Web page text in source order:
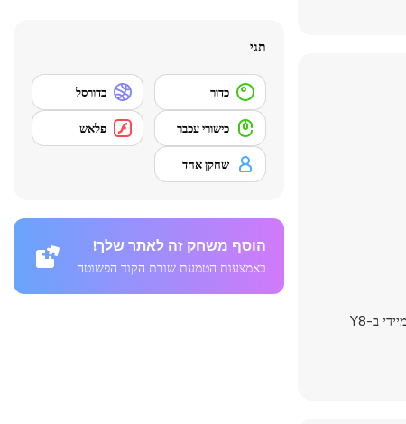
- הכל זמין למשחק מיידי ב-Y8
תגי
כדור כדורסל
כישורי עכבר פלאש
שחקן אחד
הוסף משחק זה לאתר שלך!
באמצעות הטמעת שורת הקוד הפשוטה